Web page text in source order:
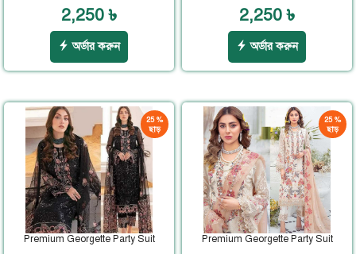
2,250 ৳
অর্ডার করুন
2,250 ৳
অর্ডার করুন
25 %
ছাড়
Premium Georgette Party Suit
25 %
ছাড়
Premium Georgette Party Suit